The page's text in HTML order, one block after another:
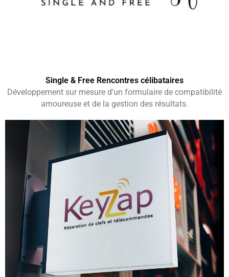
Single & Free Rencontres célibataires
Développement sur mesure d'un formulaire de compatibilité
amoureuse et de la gestion des résultats.